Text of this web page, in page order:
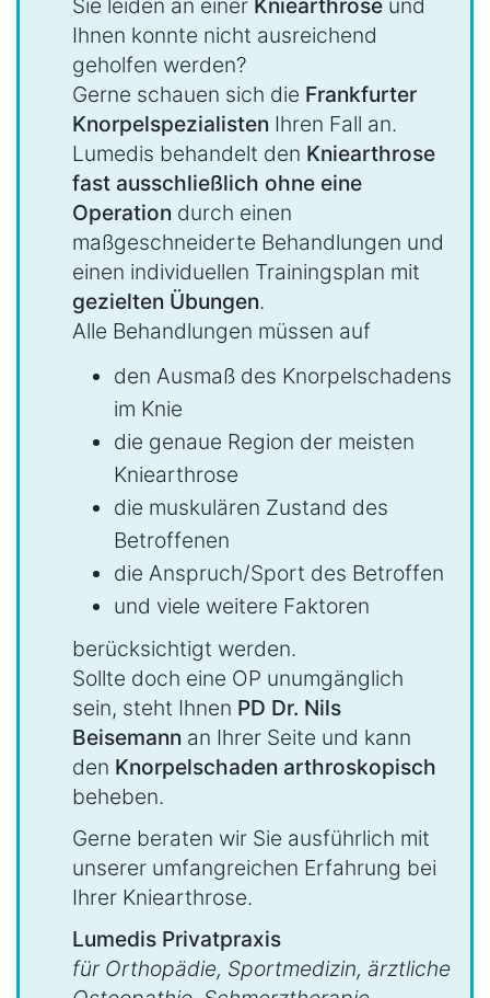
Sie leiden an einer Kniearthrose und
Ihnen konnte nicht ausreichend
geholfen werden?
Gerne schauen sich die Frankfurter
Knorpelspezialisten Ihren Fall an.
Lumedis behandelt den Kniearthrose
fast ausschließlich ohne eine
Operation durch einen
maßgeschneiderte Behandlungen und
einen individuellen Trainingsplan mit
gezielten Übungen.
Alle Behandlungen müssen auf
den Ausmaß des Knorpelschadens
im Knie
die genaue Region der meisten
Kniearthrose
die muskulären Zustand des
Betroffenen
die Anspruch/Sport des Betroffen
und viele weitere Faktoren
berücksichtigt werden.
Sollte doch eine OP unumgänglich
sein, steht Ihnen PD Dr. Nils
Beisemann an Ihrer Seite und kann
den Knorpelschaden arthroskopisch
beheben.
Gerne beraten wir Sie ausführlich mit
unserer umfangreichen Erfahrung bei
Ihrer Kniearthrose.
Lumedis Privatpraxis
für Orthopädie, Sportmedizin, ärztliche